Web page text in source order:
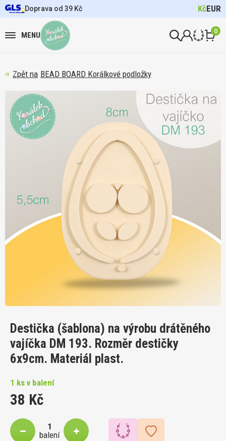
Doprava od 39 Kč KčEUR
MENU 0
BEAD BOARD Korálkové podložky
Destička (šablona) na výrobu drátěného
vajíčka DM 193. Rozměr destičky
6x9cm. Materiál plast.
1 ks v balení
38 Kč
balení